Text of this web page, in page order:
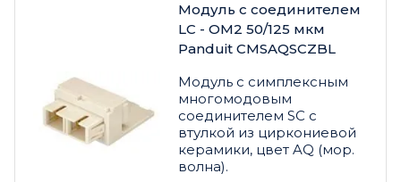
Модуль с соединителем
LC - OM2 50/125 мкм
Panduit CMSAQSCZBL
Модуль с симплексным
многомодовым
соединителем SC с
втулкой из циркониевой
керамики, цвет AQ (мор.
волна).